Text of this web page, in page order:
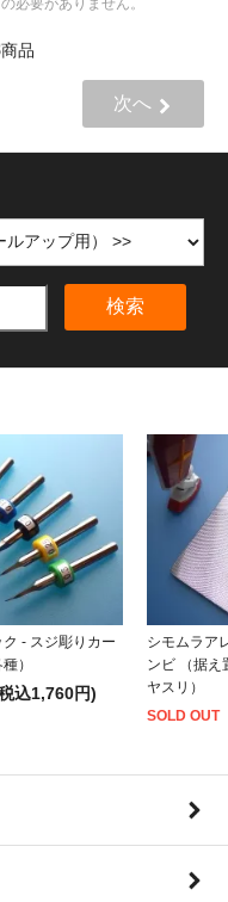
必要がありません。
商品
次へ
検索
- スジ彫りカー
）
込1,760円)
シモムラア
ンビ （据え
ヤスリ）
SOLD OUT